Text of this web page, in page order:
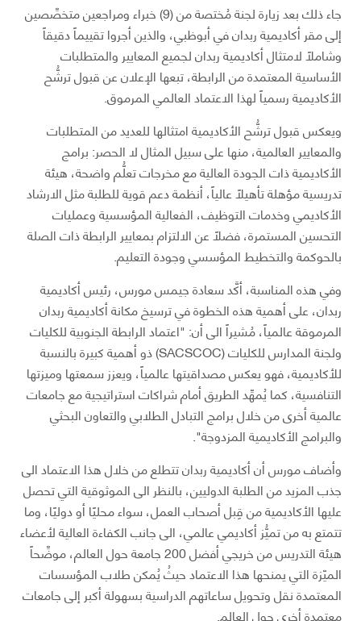
جاء ذلك بعد زيارة لجنة مُختصة من (9) خبراء ومراجعين متخصِّصين
إلى مقر أكاديمية ربدان في أبوظبي، والذين أجروا تقييماً دقيقاً
وشاملاً لامتثال أكاديمية ربدان لجميع المعايير والمتطلبات
الأساسية المعتمدة من الرابطة، تبعها الإعلان عن قبول ترشُّح
الأكاديمية رسمياً لهذا الاعتماد العالمي المرموق.
ويعكس قبول ترشُّح الأكاديمية امتثالها للعديد من المتطلبات
والمعايير العالمية، منها على سبيل المثال لا الحصر: برامج
الأكاديمية ذات الجودة العالية مع مخرجات تعلُّم واضحة، هيئة
تدريسية مؤهلة تأهيلاً عالياً، أنظمة دعم قوية للطلبة مثل الارشاد
الأكاديمي وخدمات التوظيف، الفعالية المؤسسية وعمليات
التحسين المستمرة، فضلاً عن الالتزام بمعايير الرابطة ذات الصلة
بالحوكمة والتخطيط المؤسسي وجودة التعليم.
وفي هذه المناسبة، أكَّد سعادة جيمس مورس، رئيس أكاديمية
ربدان، على أهمية هذه الخطوة في ترسيخ مكانة أكاديمية ربدان
المرموقة عالمياً، مُشيراً الى أن: "اعتماد الرابطة الجنوبية للكليات
ولجنة المدارس للكليات (SACSCOC) ذو أهمية كبيرة بالنسبة
للأكاديمية، فهو يعكس مصداقيتها عالمياً، ويعزز سمعتها وميزتها
التنافسية، كما يُمهِّد الطريق أمام شراكات استراتيجية مع جامعات
عالمية أخرى من خلال برامج التبادل الطلابي والتعاون البحثي
والبرامج الأكاديمية المزدوجة".
وأضاف مورس أن أكاديمية ربدان تتطلع من خلال هذا الاعتماد الى
جذب المزيد من الطلبة الدوليين، بالنظر الى الموثوقية التي تحصل
عليها الأكاديمية من قِبل أصحاب العمل، سواء محليًا أو دوليًا، وما
تتمتع به من تميُّز أكاديمي عالمي، الى جانب الكفاءة العالية لأعضاء
هيئة التدريس من خريجي أفضل 200 جامعة حول العالم، موضِّحاً
الميّزة التي يمنحها هذا الاعتماد حيثُ يُمكن طلاب المؤسسات
المعتمدة نقل وتحويل ساعاتهم الدراسية بسهولة أكبر إلى جامعات
معتمدة أخرى حول العالم.